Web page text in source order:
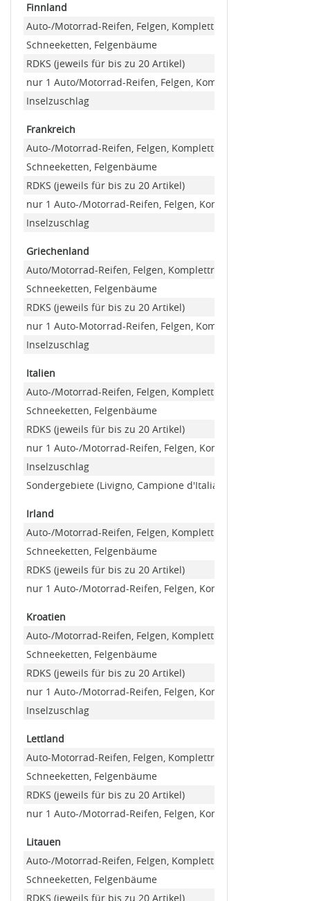
Finnland
Auto-/Motorrad-Reifen, Felgen, Kompletträder
Schneeketten, Felgenbäume
RDKS (jeweils für bis zu 20 Artikel)
nur 1 Auto/Motorrad-Reifen, Felgen, Kompletträder
Inselzuschlag
Frankreich
Auto-/Motorrad-Reifen, Felgen, Kompletträder
Schneeketten, Felgenbäume
RDKS (jeweils für bis zu 20 Artikel)
nur 1 Auto-/Motorrad-Reifen, Felgen, Kompletträder
Inselzuschlag
Griechenland
Auto/Motorrad-Reifen, Felgen, Kompletträder
Schneeketten, Felgenbäume
RDKS (jeweils für bis zu 20 Artikel)
nur 1 Auto-Motorrad-Reifen, Felgen, Kompletträder
Inselzuschlag
Italien
Auto-/Motorrad-Reifen, Felgen, Kompletträder
Schneeketten, Felgenbäume
RDKS (jeweils für bis zu 20 Artikel)
nur 1 Auto-/Motorrad-Reifen, Felgen, Kompletträder
Inselzuschlag
Sondergebiete (Livigno, Campione d'Italia)
Irland
Auto-/Motorrad-Reifen, Felgen, Kompletträder
Schneeketten, Felgenbäume
RDKS (jeweils für bis zu 20 Artikel)
nur 1 Auto-/Motorrad-Reifen, Felgen, Kompletträder
Kroatien
Auto-/Motorrad-Reifen, Felgen, Kompletträder
Schneeketten, Felgenbäume
RDKS (jeweils für bis zu 20 Artikel)
nur 1 Auto-/Motorrad-Reifen, Felgen, Kompletträder
Inselzuschlag
Lettland
Auto-Motorrad-Reifen, Felgen, Kompletträder
Schneeketten, Felgenbäume
RDKS (jeweils für bis zu 20 Artikel)
nur 1 Auto-/Motorrad-Reifen, Felgen, Kompletträder
Litauen
Auto-/Motorrad-Reifen, Felgen, Kompletträder
Schneeketten, Felgenbäume
RDKS (jeweils für bis zu 20 Artikel)